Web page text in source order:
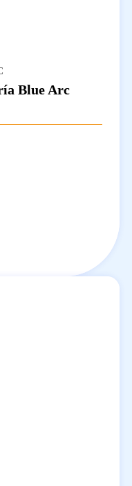
Blue Arc